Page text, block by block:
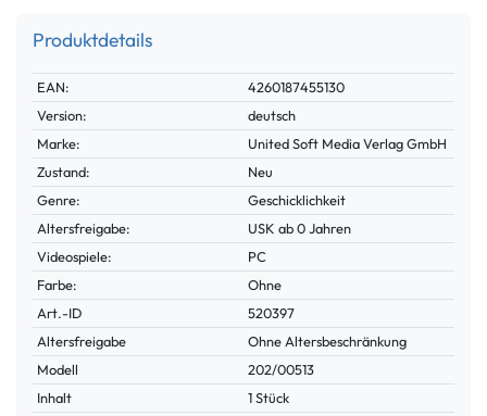
Produktdetails
Technisches
Merkmal
Wert
EAN:
4260187455130
Version:
deutsch
Marke:
United Soft Media Verlag GmbH
Zustand:
Neu
Genre:
Geschicklichkeit
Altersfreigabe:
USK ab 0 Jahren
Videospiele:
PC
Farbe:
Ohne
Technisches
Merkmal
Wert
Art.-ID
520397
Altersfreigabe
Ohne Altersbeschränkung
Modell
202/00513
Inhalt
1 Stück